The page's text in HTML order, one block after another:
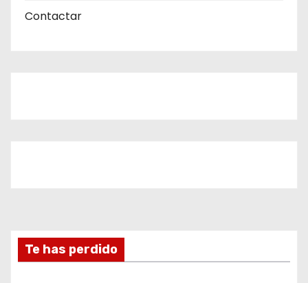
Contactar
Te has perdido